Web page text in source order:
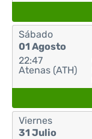
Sábado
01 Agosto
22:47
Atenas (ATH)
Viernes
31 Julio